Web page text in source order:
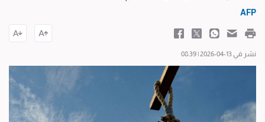
AFP
نشر في 13-04-2026 | 08:39